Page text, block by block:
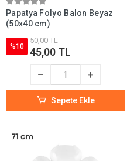
Papatya Folyo Balon Beyaz
(50x40 cm)
%10
50,00 TL
45,00 TL
Sepete Ekle